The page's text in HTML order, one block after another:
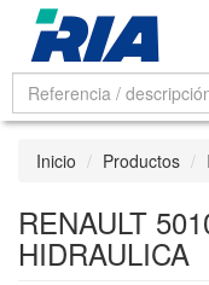
Inicio Productos
RENAULT
HIDRAULICA